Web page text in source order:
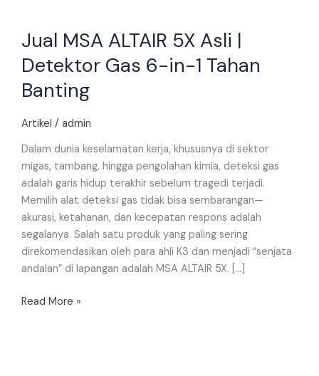
Jual MSA ALTAIR 5X Asli |
Detektor Gas 6-in-1 Tahan
Banting
Artikel / admin
Dalam dunia keselamatan kerja, khususnya di sektor
migas, tambang, hingga pengolahan kimia, deteksi gas
adalah garis hidup terakhir sebelum tragedi terjadi.
Memilih alat deteksi gas tidak bisa sembarangan—
akurasi, ketahanan, dan kecepatan respons adalah
segalanya. Salah satu produk yang paling sering
direkomendasikan oleh para ahli K3 dan menjadi “senjata
andalan” di lapangan adalah MSA ALTAIR 5X. […]
Read More »